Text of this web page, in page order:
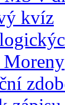
kvíz
Moreny